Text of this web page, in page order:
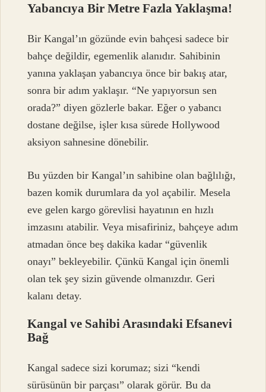
Yabancıya Bir Metre Fazla Yaklaşma!
Bir Kangal’ın gözünde evin bahçesi sadece bir
bahçe değildir, egemenlik alanıdır. Sahibinin
yanına yaklaşan yabancıya önce bir bakış atar,
sonra bir adım yaklaşır. “Ne yapıyorsun sen
orada?” diyen gözlerle bakar. Eğer o yabancı
dostane değilse, işler kısa sürede Hollywood
aksiyon sahnesine dönebilir.
Bu yüzden bir Kangal’ın sahibine olan bağlılığı,
bazen komik durumlara da yol açabilir. Mesela
eve gelen kargo görevlisi hayatının en hızlı
imzasını atabilir. Veya misafiriniz, bahçeye adım
atmadan önce beş dakika kadar “güvenlik
onayı” bekleyebilir. Çünkü Kangal için önemli
olan tek şey sizin güvende olmanızdır. Geri
kalanı detay.
Kangal ve Sahibi Arasındaki Efsanevi
Bağ
Kangal sadece sizi korumaz; sizi “kendi
sürüsünün bir parçası” olarak görür. Bu da